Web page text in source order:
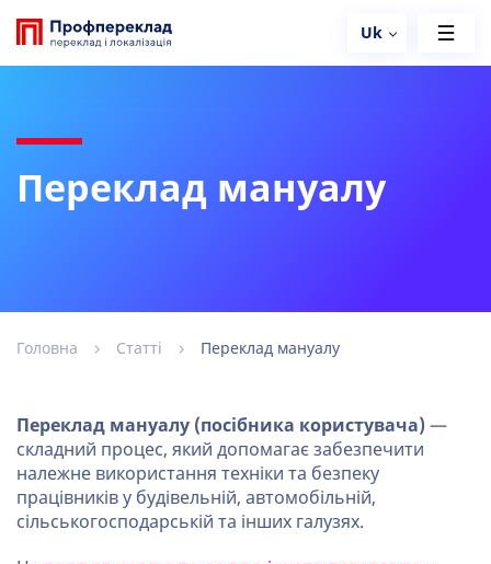
Uk
Переклад мануалу
Головна Статті Переклад мануалу
Переклад мануалу (посібника користувача) —
складний процес, який допомагає забезпечити
належне використання техніки та безпеку
працівників у будівельній, автомобільній,
сільськогосподарській та інших галузях.